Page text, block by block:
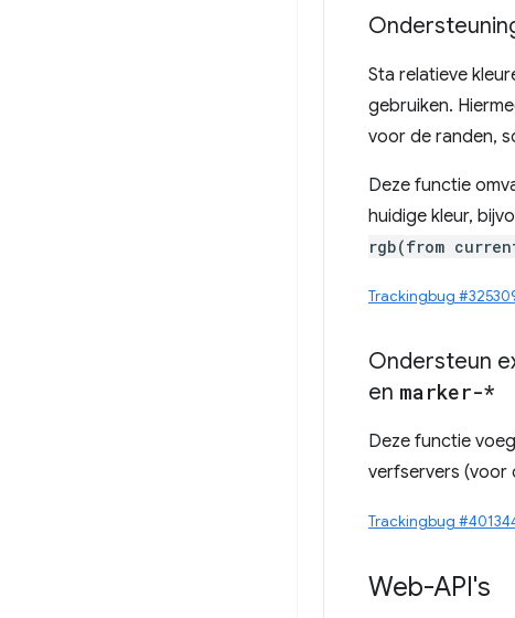
Sta relatieve
gebruiken.
voor de randen,
Deze functie
huidige kleur,
rgb(from
Trackingbug
Ondersteun
en marker-*
Deze functie
verfservers (voor
Trackingbug
Web-API's